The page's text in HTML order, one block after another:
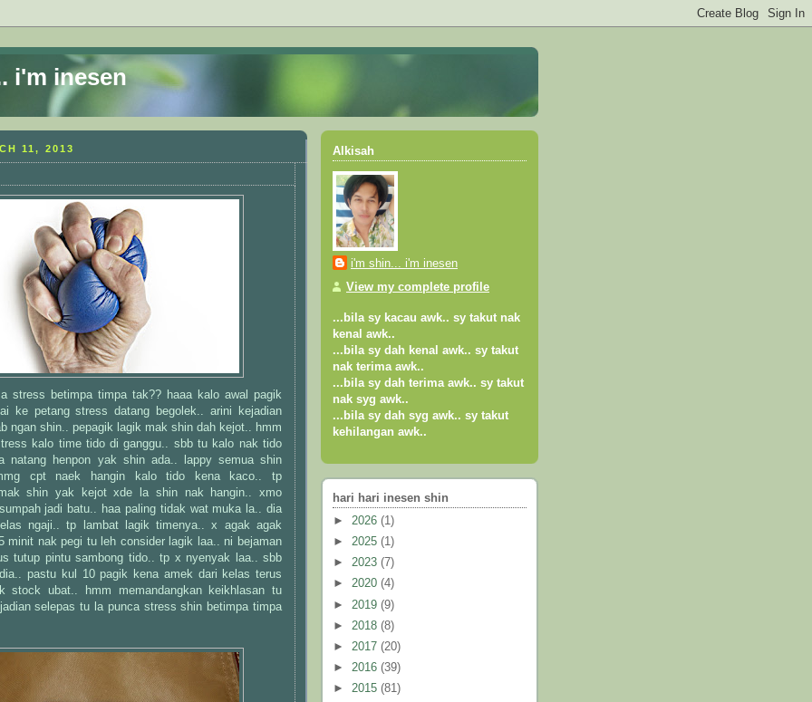
i'm inesen
11, 2013
stress betimpa timpa tak?? haaa kalo awal pagik
ke petang stress datang begolek.. arini kejadian
ngan shin.. pepagik lagik mak shin dah kejot.. hmm
kalo time tido di ganggu.. sbb tu kalo nak tido
natang henpon yak shin ada.. lappy semua shin
cpt naek hangin kalo tido kena kaco.. tp
mak shin yak kejot xde la shin nak hangin.. xmo
jadi batu.. haa paling tidak wat muka la.. dia
ngaji.. tp lambat lagik timenya.. x agak agak
minit nak pegi tu leh consider lagik laa.. ni bejaman
tutup pintu sambong tido.. tp x nyenyak laa.. sbb
pastu kul 10 pagik kena amek dari kelas terus
stock ubat.. hmm memandangkan keikhlasan tu
selepas tu la punca stress shin betimpa timpa
Alkisah
i'm shin... i'm inesen
View my complete profile
...bila sy kacau awk.. sy takut nak
kenal awk..
...bila sy dah kenal awk.. sy takut
nak terima awk..
...bila sy dah terima awk.. sy takut
nak syg awk..
...bila sy dah syg awk.. sy takut
kehilangan awk..
hari hari inesen shin
► 2026 (1)
► 2025 (1)
► 2023 (7)
► 2020 (4)
► 2019 (9)
► 2018 (8)
► 2017 (20)
► 2016 (39)
► 2015 (81)